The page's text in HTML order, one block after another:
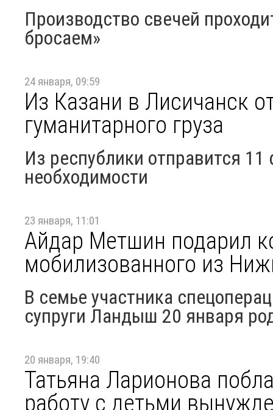
Производство свечей
бросаем»
24 января, 09:59
Из Казани в Лисичанск
гуманитарного груза
Из республики отправится
необходимости
23 января, 11:01
Айдар Метшин подарил
мобилизованного из
В семье участника
супруги Ландыш 20 января
20 января, 19:40
Татьяна Ларионова
работу с детьми